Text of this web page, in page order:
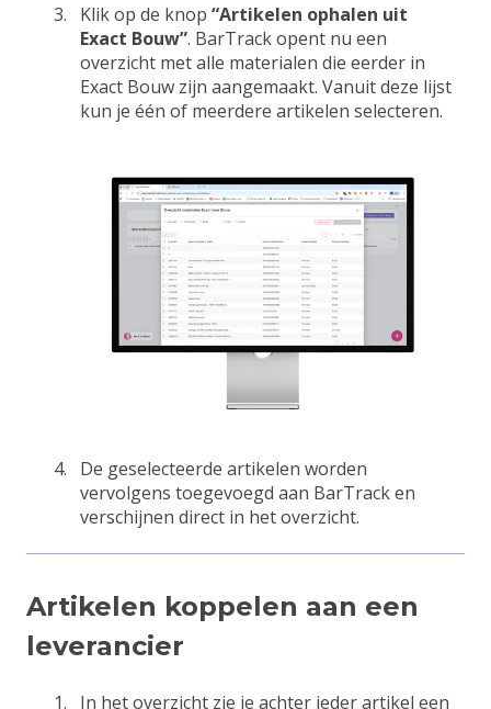
Klik op de knop “Artikelen ophalen uit
Exact Bouw”. BarTrack opent nu een
overzicht met alle materialen die eerder in
Exact Bouw zijn aangemaakt. Vanuit deze lijst
kun je één of meerdere artikelen selecteren.
De geselecteerde artikelen worden
vervolgens toegevoegd aan BarTrack en
verschijnen direct in het overzicht.
Artikelen koppelen aan een
leverancier
In het overzicht zie je achter ieder artikel een